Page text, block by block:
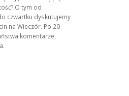
O tym od
czwartku dyskutujemy
na Wieczór. Po 20
komentarze,